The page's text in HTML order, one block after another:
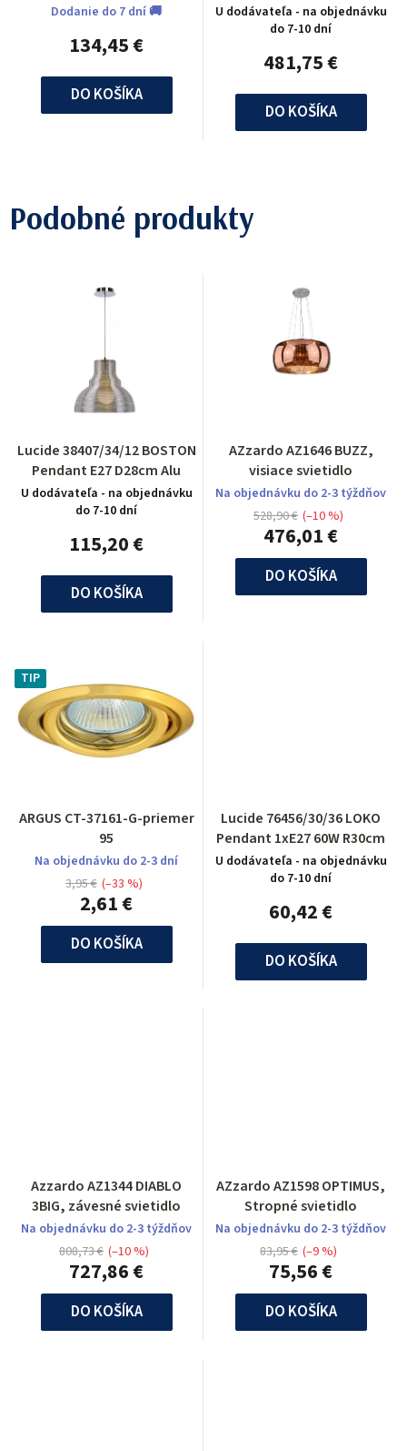
Dodanie do 7 dní 🚚
134,45 €
DO KOŠÍKA
U dodávateľa - na objednávku
do 7-10 dní
481,75 €
DO KOŠÍKA
Podobné produkty
Lucide 38407/34/12 BOSTON
Pendant E27 D28cm Alu
U dodávateľa - na objednávku
do 7-10 dní
115,20 €
DO KOŠÍKA
AZzardo AZ1646 BUZZ,
visiace svietidlo
Na objednávku do 2-3 týždňov
476,01 €
528,90 € (–10 %)
DO KOŠÍKA
TIP
ARGUS CT-37161-G-priemer
95
Na objednávku do 2-3 dní
2,61 €
3,95 € (–33 %)
DO KOŠÍKA
Lucide 76456/30/36 LOKO
Pendant 1xE27 60W R30cm
U dodávateľa - na objednávku
do 7-10 dní
60,42 €
DO KOŠÍKA
Azzardo AZ1344 DIABLO
3BIG, závesné svietidlo
Na objednávku do 2-3 týždňov
727,86 €
808,73 € (–10 %)
DO KOŠÍKA
AZzardo AZ1598 OPTIMUS,
Stropné svietidlo
Na objednávku do 2-3 týždňov
75,56 €
83,95 € (–9 %)
DO KOŠÍKA